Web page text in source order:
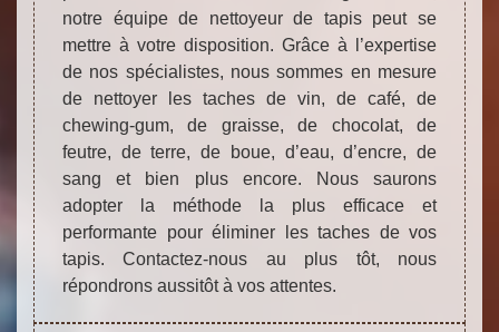
notre équipe de nettoyeur de tapis peut se
mettre à votre disposition. Grâce à l’expertise
de nos spécialistes, nous sommes en mesure
de nettoyer les taches de vin, de café, de
chewing-gum, de graisse, de chocolat, de
feutre, de terre, de boue, d’eau, d’encre, de
sang et bien plus encore. Nous saurons
adopter la méthode la plus efficace et
performante pour éliminer les taches de vos
tapis. Contactez-nous au plus tôt, nous
répondrons aussitôt à vos attentes.